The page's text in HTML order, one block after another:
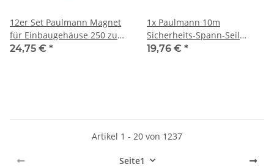
12er Set Paulmann Magnet
für Einbaugehäuse 250 zur
Mittelpunktermittlung
24,75 € *
1x Paulmann 10m
Sicherheits-Spann-Seil
isoliert 2,5qmm
19,76 € *
Artikel 1 - 20 von 1237
Seite1